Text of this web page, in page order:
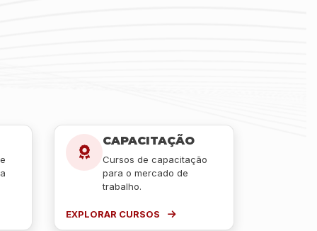
CAPACITAÇÃO
Cursos de capacitação
para o mercado de
trabalho.
EXPLORAR CURSOS